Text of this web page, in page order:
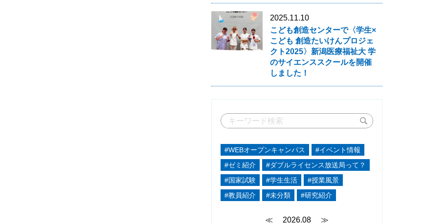
2025.11.10
こども創造センターで〈学生×
こども 創造たいけんプロジェ
クト2025〉新潟医療福祉大 学
のサイエンススクールを開催
しました！
#WEBオープンキャンパス
#イベント情報
#ゼミ紹介
#ダブルライセンス放送局って？
#国家試験
#学生生活
#授業風景
#教員紹介
#未分類 #研究紹介
≪ 2026.08 ≫